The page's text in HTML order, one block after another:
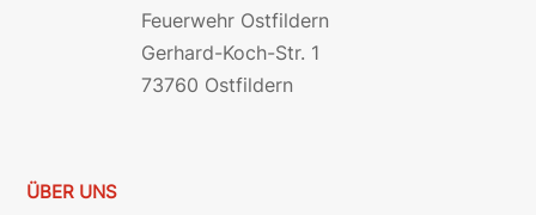
Feuerwehr Ostfildern
Gerhard-Koch-Str. 1
73760 Ostfildern
ÜBER UNS